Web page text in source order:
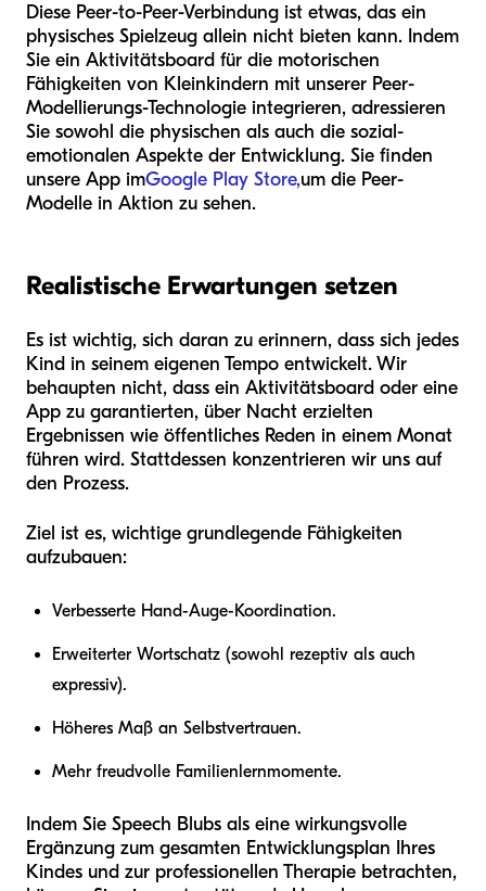
Diese Peer-to-Peer-Verbindung ist etwas, das ein
physisches Spielzeug allein nicht bieten kann. Indem
Sie ein Aktivitätsboard für die motorischen
Fähigkeiten von Kleinkindern mit unserer Peer-
Modellierungs-Technologie integrieren, adressieren
Sie sowohl die physischen als auch die sozial-
emotionalen Aspekte der Entwicklung. Sie finden
unsere App imGoogle Play Store,um die Peer-
Modelle in Aktion zu sehen.
Realistische Erwartungen setzen
Es ist wichtig, sich daran zu erinnern, dass sich jedes
Kind in seinem eigenen Tempo entwickelt. Wir
behaupten nicht, dass ein Aktivitätsboard oder eine
App zu garantierten, über Nacht erzielten
Ergebnissen wie öffentliches Reden in einem Monat
führen wird. Stattdessen konzentrieren wir uns auf
den Prozess.
Ziel ist es, wichtige grundlegende Fähigkeiten
aufzubauen:
Verbesserte Hand-Auge-Koordination.
Erweiterter Wortschatz (sowohl rezeptiv als auch
expressiv).
Höheres Maß an Selbstvertrauen.
Mehr freudvolle Familienlernmomente.
Indem Sie Speech Blubs als eine wirkungsvolle
Ergänzung zum gesamten Entwicklungsplan Ihres
Kindes und zur professionellen Therapie betrachten,